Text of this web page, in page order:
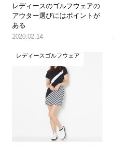
レディースのゴルフウェアの
アウター選びにはポイントが
ある
2020.02.14
レディースゴルフウェア